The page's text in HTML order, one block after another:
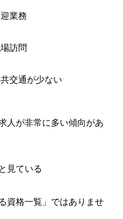
務
問
が少ない
人が非常に多い傾向があ
見ている
資格一覧」ではありませ